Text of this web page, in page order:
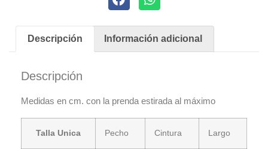
Descripción Información adicional
Descripción
Medidas en cm. con la prenda estirada al máximo
Talla Unica Pecho Cintura Largo